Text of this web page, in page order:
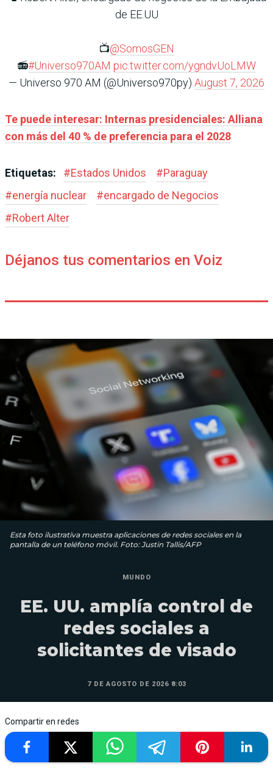
de EE.UU
📺@SomosGEN
📻#Universo970AM pic.twitter.com/ygndvUoLMW
— Universo 970 AM (@Universo970py) August 7, 2026
Te puede interesar: Internas presidenciales: Alliana
con más del 40 % de preferencia para el 2028
Etiquetas: #Estados Unidos #Paraguay
#energía nuclear #encargado de Negocios
#Robert Alter
Déjanos tus comentarios en Voiz
Esta foto ilustrativa muestra aplicaciones de redes sociales en la
pantalla de un teléfono móvil. Foto: Justin Tallis/AFP
MUNDO
EE. UU. amplía control de
redes sociales a
solicitantes de visado
7 DE AGOSTO DE 2026 8:03
Compartir en redes